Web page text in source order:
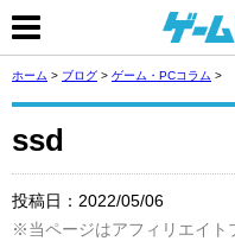
ホーム > ブログ > ゲーム・PCコラム >
ssd
投稿日： 2022/05/06
※当ページはアフィリエイト